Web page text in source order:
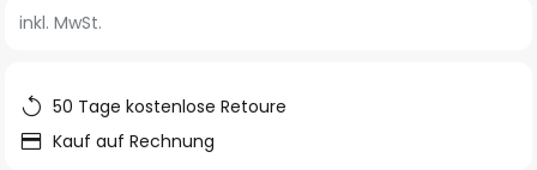
springen
inkl. MwSt.
50 Tage kostenlose Retoure
Kauf auf Rechnung